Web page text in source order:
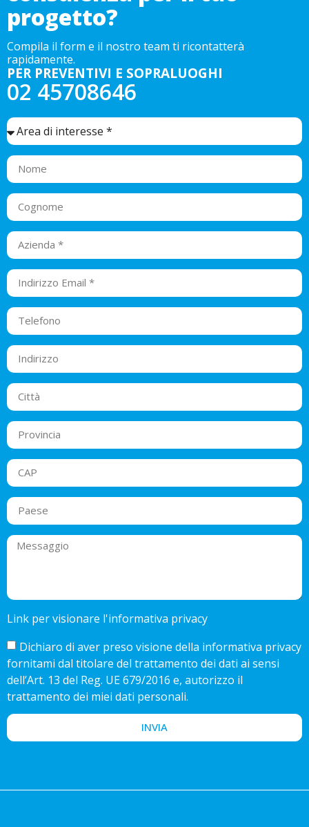
progetto?
Compila il form e il nostro team ti ricontatterà
rapidamente.
PER PREVENTIVI E SOPRALUOGHI
02 45708646
Link per visionare l'informativa privacy
Dichiaro di aver preso visione della informativa privacy
fornitami dal titolare del trattamento dei dati ai sensi
dell’Art. 13 del Reg. UE 679/2016 e, autorizzo il
trattamento dei miei dati personali.
INVIA